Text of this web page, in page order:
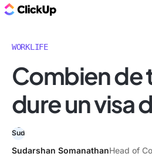
WORKLIFE
Combien de
dure un visa
Sudarshan SomanathanHead of